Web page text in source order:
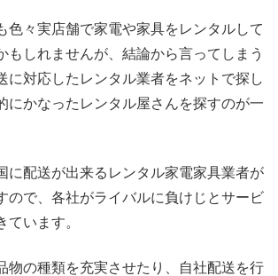
色々実店舗で家電や家具をレンタルして
もしれませんが、結論から言ってしまう
に対応したレンタル業者をネットで探し
にかなったレンタル屋さんを探すのが一
に配送が出来るレンタル家電家具業者が
ので、各社がライバルに負けじとサービ
ています。
物の種類を充実させたり、自社配送を行